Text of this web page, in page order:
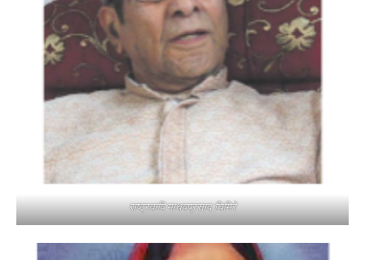
राष्ट्रकवि माधवप्रसाद घिमिरे